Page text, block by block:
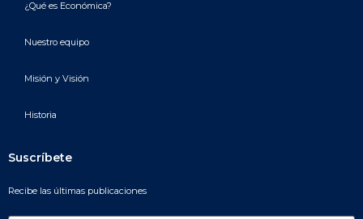
¿Qué es Económica?
Nuestro equipo
Misión y Visión
Historia
Suscríbete
Recibe las últimas publicaciones